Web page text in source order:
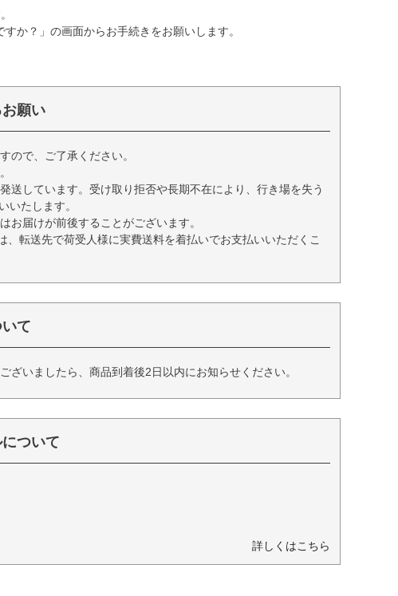
か？」の画面からお手続きをお願いします。
願い
ので、ご了承ください。
送しています。受け取り拒否や長期不在により、行き場を失う
いたします。
お届けが前後することがございます。
転送先で荷受人様に実費送料を着払いでお支払いいただくこ
て
いましたら、商品到着後2日以内にお知らせください。
ついて
詳しくはこちら